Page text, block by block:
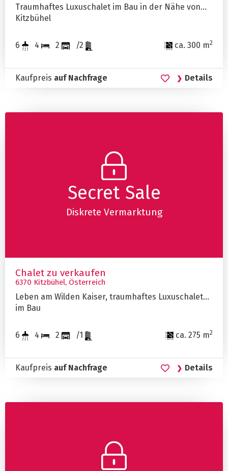
Traumhaftes Luxuschalet im Bau in der Nähe von
Kitzbühel
ca. 300 m2
6 4 2 /2
Kaufpreis auf Nachfrage Details
Secret Sale
Diskrete Vermarktung
Chalet zu verkaufen
6370 Kitzbühel, Österreich
Leben am Wilden Kaiser, traumhaftes Luxuschalet
im Bau
ca. 275 m2
6 4 2 /1
Kaufpreis auf Nachfrage Details